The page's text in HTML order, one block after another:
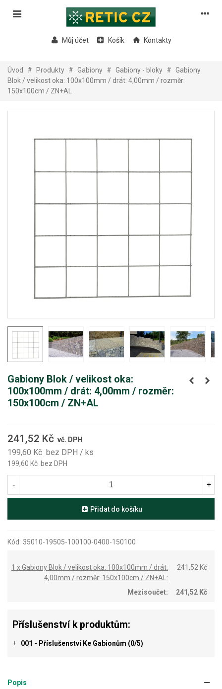
Můj účet Košík Kontakty
Úvod # Produkty # Gabiony # Gabiony - bloky # Gabiony
Blok / velikost oka: 100x100mm / drát: 4,00mm / rozměr:
150x100cm / ZN+AL
Gabiony Blok / velikost oka:
100x100mm / drát: 4,00mm / rozměr:
150x100cm / ZN+AL
241,52 Kč vč. DPH
199,60 Kč bez DPH / ks
199,60 Kč bez DPH
- +
Přidat do košíku
Kód: 35010-19505-100100-0400-150100
1 x Gabiony Blok / velikost oka: 100x100mm / drát:
4,00mm / rozměr: 150x100cm / ZN+AL:
241,52 Kč
Mezisoučet: 241,52 Kč
Příslušenství k produktům:
+ 001 - Příslušenství Ke Gabionům (0/5)
Popis